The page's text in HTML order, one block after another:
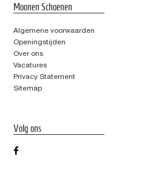
Moonen Schoenen
Algemene voorwaarden
Openingstijden
Over ons
Vacatures
Privacy Statement
Sitemap
Volg ons